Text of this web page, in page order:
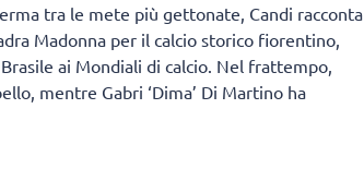
tra le mete più gettonate, Candi racconta
Madonna per il calcio storico fiorentino,
ai Mondiali di calcio. Nel frattempo,
mentre Gabri ‘Dima’ Di Martino ha